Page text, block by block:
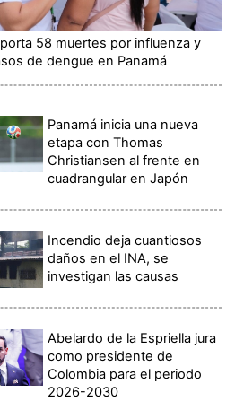
58 muertes por influenza y
de dengue en Panamá
Panamá inicia una nueva
etapa con Thomas
Christiansen al frente en
cuadrangular en Japón
Incendio deja cuantiosos
daños en el INA, se
investigan las causas
Abelardo de la Espriella jura
como presidente de
Colombia para el periodo
2026-2030